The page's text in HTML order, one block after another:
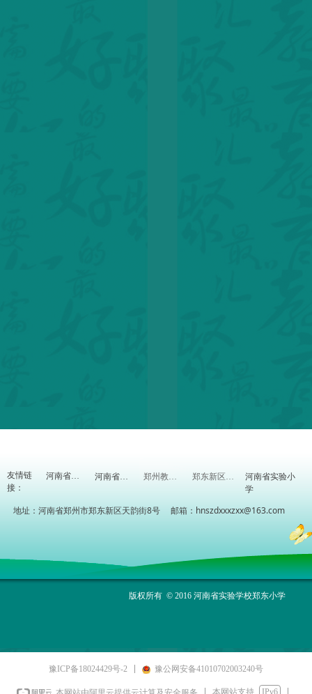
地址：河南省郑州市郑东新区天韵街8号 邮箱：hnszdxxxzxx@163.com
版权所有 © 2016 河南省实验学校郑东小学
河南省实验小
学
郑东新区教体局
友情链
接：
郑州教育信息网
河南省教育厅 河南省教研室
豫ICP备18024429号-2 豫公网安备41010702003240号
本网站支持 IPv6